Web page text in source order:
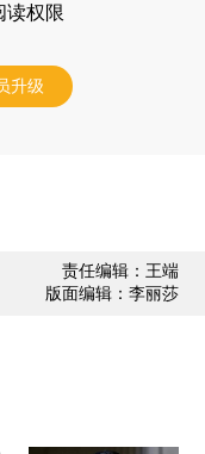
读权限
升级
责任编辑：王端
版面编辑：李丽莎